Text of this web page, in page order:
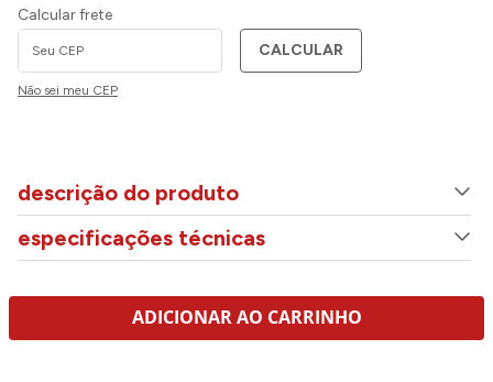
Calcular frete
CALCULAR
Não sei meu CEP
descrição do produto
especificações técnicas
ADICIONAR AO CARRINHO